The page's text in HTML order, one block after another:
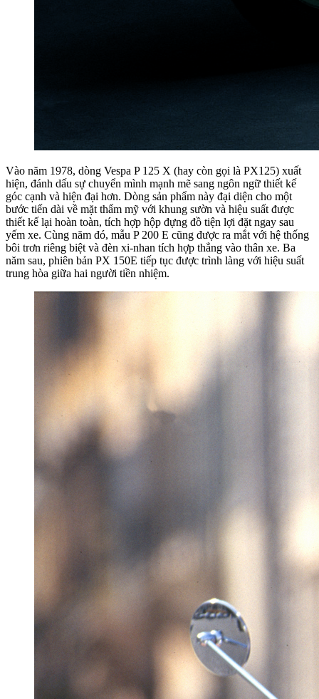
Vào năm 1978, dòng Vespa P 125 X (hay còn gọi là PX125) xuất
hiện, đánh dấu sự chuyển mình mạnh mẽ sang ngôn ngữ thiết kế
góc cạnh và hiện đại hơn. Dòng sản phẩm này đại diện cho một
bước tiến dài về mặt thẩm mỹ với khung sườn và hiệu suất được
thiết kế lại hoàn toàn, tích hợp hộp đựng đồ tiện lợi đặt ngay sau
yếm xe. Cùng năm đó, mẫu P 200 E cũng được ra mắt với hệ thống
bôi trơn riêng biệt và đèn xi-nhan tích hợp thẳng vào thân xe. Ba
năm sau, phiên bản PX 150E tiếp tục được trình làng với hiệu suất
trung hòa giữa hai người tiền nhiệm.